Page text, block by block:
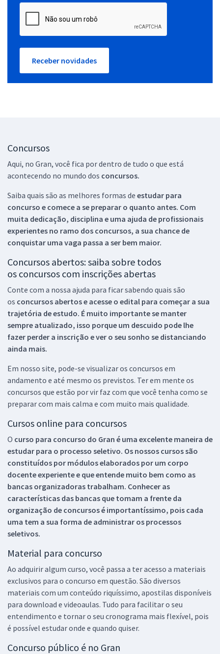
Receber novidades
Concursos
Aqui, no Gran, você fica por dentro de tudo o que está
acontecendo no mundo dos concursos.
Saiba quais são as melhores formas de estudar para
concurso e comece a se preparar o quanto antes. Com
muita dedicação, disciplina e uma ajuda de profissionais
experientes no ramo dos concursos, a sua chance de
conquistar uma vaga passa a ser bem maior.
Concursos abertos: saiba sobre todos
os concursos com inscrições abertas
Conte com a nossa ajuda para ficar sabendo quais são
os concursos abertos e acesse o edital para começar a sua
trajetória de estudo. É muito importante se manter
sempre atualizado, isso porque um descuido pode lhe
fazer perder a inscrição e ver o seu sonho se distanciando
ainda mais.
Em nosso site, pode-se visualizar os concursos em
andamento e até mesmo os previstos. Ter em mente os
concursos que estão por vir faz com que você tenha como se
preparar com mais calma e com muito mais qualidade.
Cursos online para concursos
O curso para concurso do Gran é uma excelente maneira de
estudar para o processo seletivo. Os nossos cursos são
constituídos por módulos elaborados por um corpo
docente experiente e que entende muito bem como as
bancas organizadoras trabalham. Conhecer as
características das bancas que tomam a frente da
organização de concursos é importantíssimo, pois cada
uma tem a sua forma de administrar os processos
seletivos.
Material para concurso
Ao adquirir algum curso, você passa a ter acesso a materiais
exclusivos para o concurso em questão. São diversos
materiais com um conteúdo riquíssimo, apostilas disponíveis
para download e videoaulas. Tudo para facilitar o seu
entendimento e tornar o seu cronograma mais flexível, pois
é possível estudar onde e quando quiser.
Concurso público é no Gran